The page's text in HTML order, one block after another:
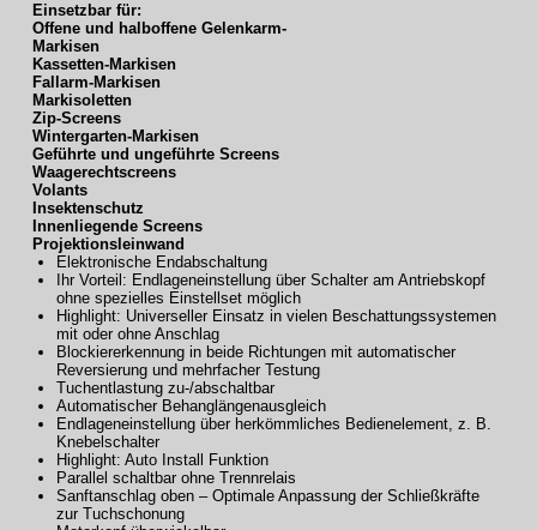
Einsetzbar für:
Offene und halboffene Gelenkarm-
Markisen
Kassetten-Markisen
Fallarm-Markisen
Markisoletten
Zip-Screens
Wintergarten-Markisen
Geführte und ungeführte Screens
Waagerechtscreens
Volants
Insektenschutz
Innenliegende Screens
Projektionsleinwand
Elektronische Endabschaltung
Ihr Vorteil: Endlageneinstellung über Schalter am Antriebskopf
ohne spezielles Einstellset möglich
Highlight: Universeller Einsatz in vielen Beschattungssystemen
mit oder ohne Anschlag
Blockiererkennung in beide Richtungen mit automatischer
Reversierung und mehrfacher Testung
Tuchentlastung zu-/abschaltbar
Automatischer Behanglängenausgleich
Endlageneinstellung über herkömmliches Bedienelement, z. B.
Knebelschalter
Highlight: Auto Install Funktion
Parallel schaltbar ohne Trennrelais
Sanftanschlag oben – Optimale Anpassung der Schließkräfte
zur Tuchschonung